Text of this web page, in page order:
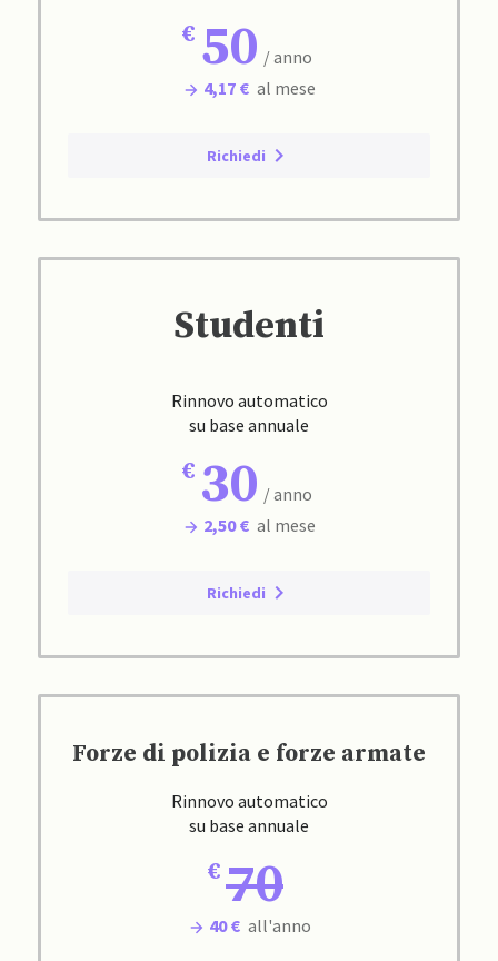
50 / anno
4,17 € al mese
Richiedi
Studenti
Rinnovo automatico
su base annuale
30 / anno
2,50 € al mese
Richiedi
Forze di polizia e forze armate
Rinnovo automatico
su base annuale
70
40 € all'anno